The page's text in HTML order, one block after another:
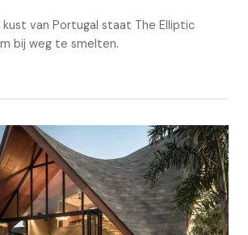
kust van Portugal staat The Elliptic
bij weg te smelten.